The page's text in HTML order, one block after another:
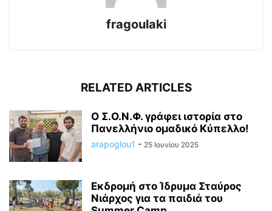
fragoulaki
RELATED ARTICLES
Ο Σ.Ο.Ν.Φ. γράφει ιστορία στο
Πανελλήνιο ομαδικό Κύπελλο!
arapoglou1 - 25 Ιουνίου 2025
Εκδρομή στο Ίδρυμα Σταύρος
Νιάρχος για τα παιδιά του